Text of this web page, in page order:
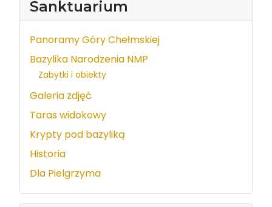
Sanktuarium
Panoramy Góry Chełmskiej
Bazylika Narodzenia NMP
Zabytki i obiekty
Galeria zdjęć
Taras widokowy
Krypty pod bazyliką
Historia
Dla Pielgrzyma